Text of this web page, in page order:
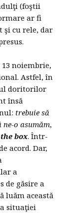
(foştii
ar fi
şi cu rele, dar
noiembrie,
Astfel, în
doritorilor
însă
trebuie să
o asumăm,
box. Într-
acord. Dar,
a
de găsire a
luăm această
situaţiei